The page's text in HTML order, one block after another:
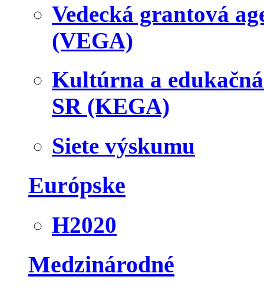
Vedecká grantová
(VEGA)
Kultúrna a
SR (KEGA)
Siete výskumu
Európske
H2020
Medzinárodné